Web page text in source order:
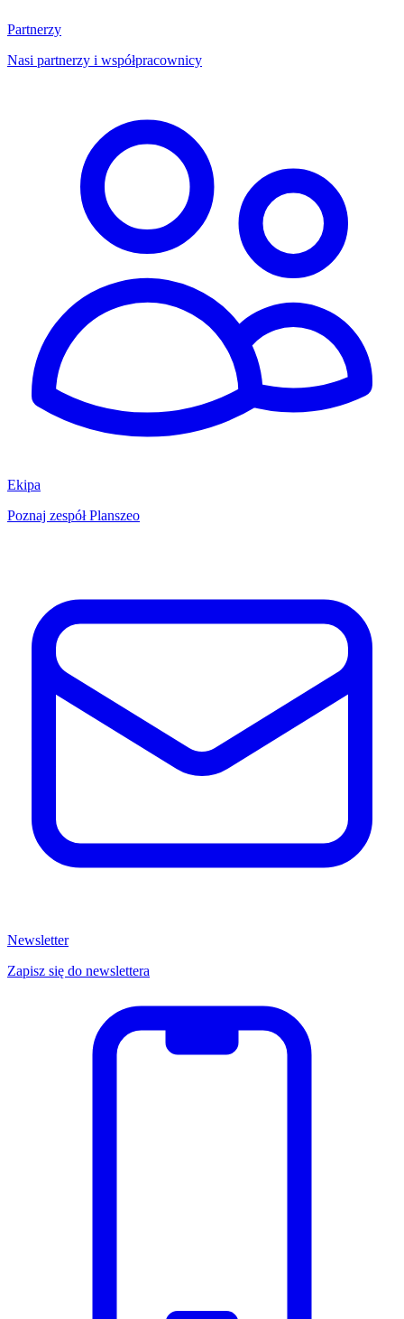
Partnerzy
Nasi partnerzy i współpracownicy
Ekipa
Poznaj zespół Planszeo
Newsletter
Zapisz się do newslettera